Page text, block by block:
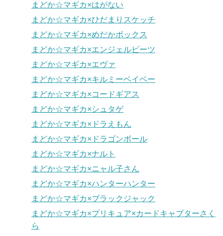
まどか☆マギカ×はがない
まどか☆マギカ×ひだまりスケッチ
まどか☆マギカ×めだかボックス
まどか☆マギカ×エンジェルビーツ
まどか☆マギカ×エヴァ
まどか☆マギカ×キルミーベイベー
まどか☆マギカ×コードギアス
まどか☆マギカ×シュタゲ
まどか☆マギカ×ドラえもん
まどか☆マギカ×ドラゴンボール
まどか☆マギカ×ナルト
まどか☆マギカ×ニャル子さん
まどか☆マギカ×ハンターハンター
まどか☆マギカ×ブラックジャック
まどか☆マギカ×プリキュア×カードキャプターさく
ら